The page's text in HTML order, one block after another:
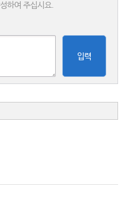
하여 주십시요.
입력